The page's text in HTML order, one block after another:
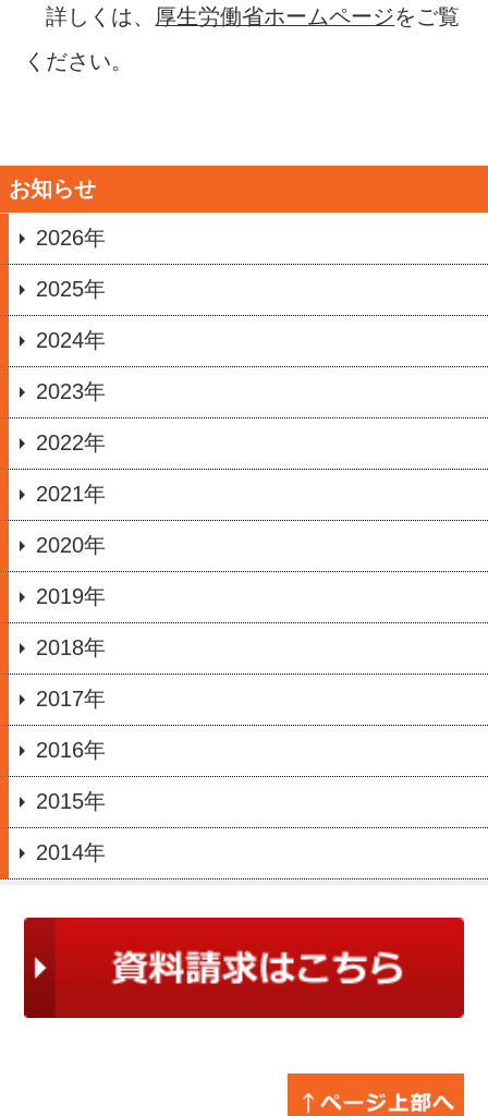
詳しくは、 厚生労働省ホームページをご覧
ください。
お知らせ
2026年
2025年
2024年
2023年
2022年
2021年
2020年
2019年
2018年
2017年
2016年
2015年
2014年